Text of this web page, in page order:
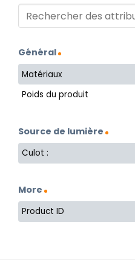
Général
Matériaux
Poids du produit
Source de lumière
Culot :
More
Product ID